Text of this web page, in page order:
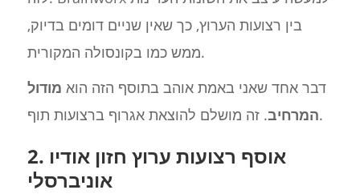
בין רצועות הערוץ, כך שאין שניים דומים בדיוק,
ממש כמו בקונסולה המקורית.
דבר אחד שאני באמת אוהב בתוסף הזה הוא מודול
המרחיב. זה מושלם להוצאת אגרוף ברצועות תוף.
2. אוסף רצועות ערוץ חזון אודיו
אוניברסלי